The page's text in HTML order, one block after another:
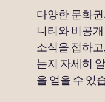
다양한 문화
니티와 비공
소식을 접하
는지 자세히
을 얻을 수 있